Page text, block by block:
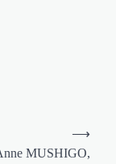
MUSHIGO,
⟶